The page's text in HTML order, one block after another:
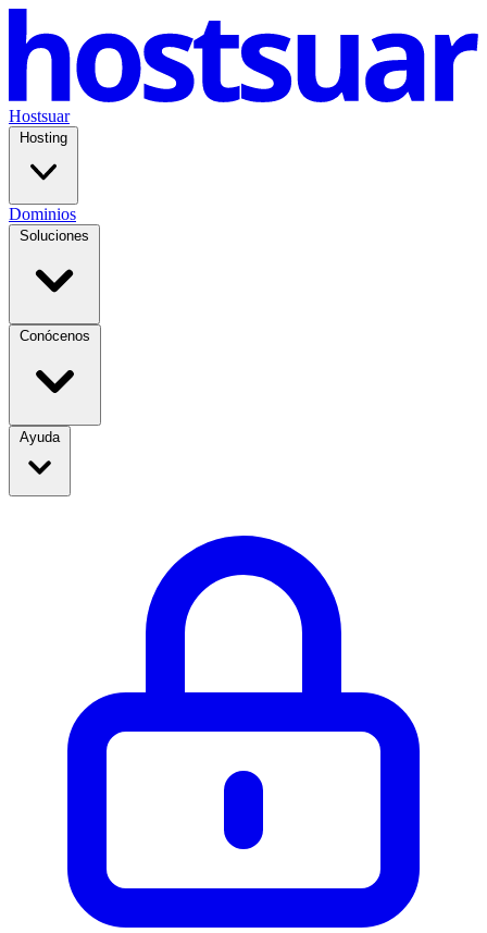
Hostsuar
Hosting
Dominios
Soluciones
Conócenos
Ayuda